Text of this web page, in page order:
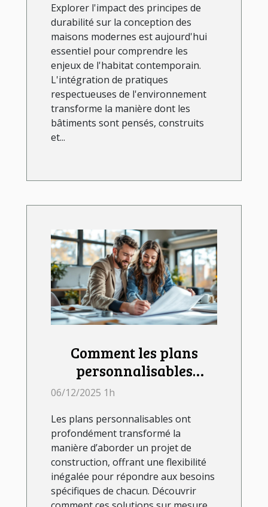
modernes ?
Explorer l'impact des principes de
durabilité sur la conception des
maisons modernes est aujourd'hui
essentiel pour comprendre les
enjeux de l'habitat contemporain.
L'intégration de pratiques
respectueuses de l'environnement
transforme la manière dont les
bâtiments sont pensés, construits
et...
Comment les plans
personnalisables
influencent votre projet
06/12/2025 1h
Les plans personnalisables ont
profondément transformé la
manière d’aborder un projet de
construction, offrant une flexibilité
inégalée pour répondre aux besoins
spécifiques de chacun. Découvrir